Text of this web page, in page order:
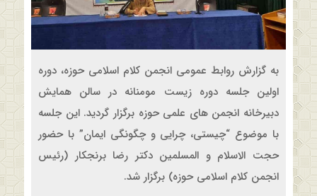
به گزارش روابط عمومی انجمن کلام اسلامی حوزه، دوره
اولین جلسه دوره زیست مومنانه در سالن همایش
دبیرخانه انجمن های علمی حوزه برگزار گردید. این جلسه
با موضوع “چیستی، چرایی و چگونگی ایمان” با حضور
حجت الاسلام و المسلمین دکتر رضا برنجکار (رئیس
انجمن کلام اسلامی حوزه) برگزار شد.